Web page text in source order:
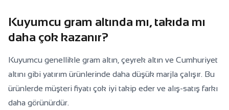
Kuyumcu gram altında mı, takıda mı
daha çok kazanır?
Kuyumcu genellikle gram altın, çeyrek altın ve Cumhuriyet
altını gibi yatırım ürünlerinde daha düşük marjla çalışır. Bu
ürünlerde müşteri fiyatı çok iyi takip eder ve alış-satış farkı
daha görünürdür.